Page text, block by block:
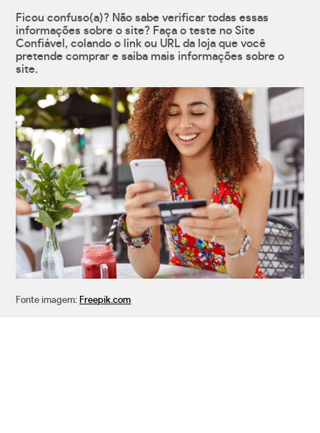
Ficou confuso(a)? Não sabe verificar todas essas
informações sobre o site? Faça o teste no Site
Confiável, colando o link ou URL da loja que você
pretende comprar e saiba mais informações sobre o
site.
Fonte imagem: Freepik.com